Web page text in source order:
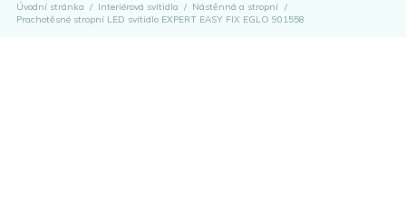
Úvodní stránka / Interiérová svítidla / Nástěnná a stropní /
Prachotěsné stropní LED svítidlo EXPERT EASY FIX EGLO 901558